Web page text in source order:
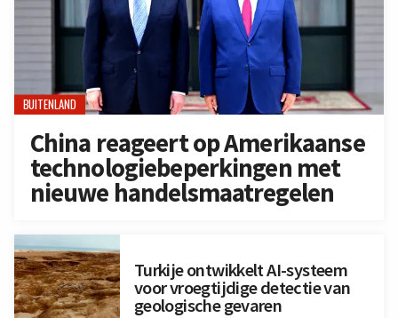
BUITENLAND
China reageert op Amerikaanse
technologiebeperkingen met
nieuwe handelsmaatregelen
Turkije ontwikkelt AI-systeem
voor vroegtijdige detectie van
geologische gevaren